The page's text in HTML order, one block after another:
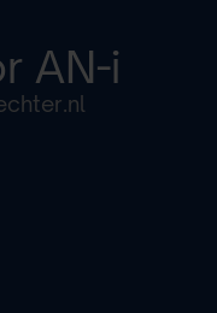
AN-i